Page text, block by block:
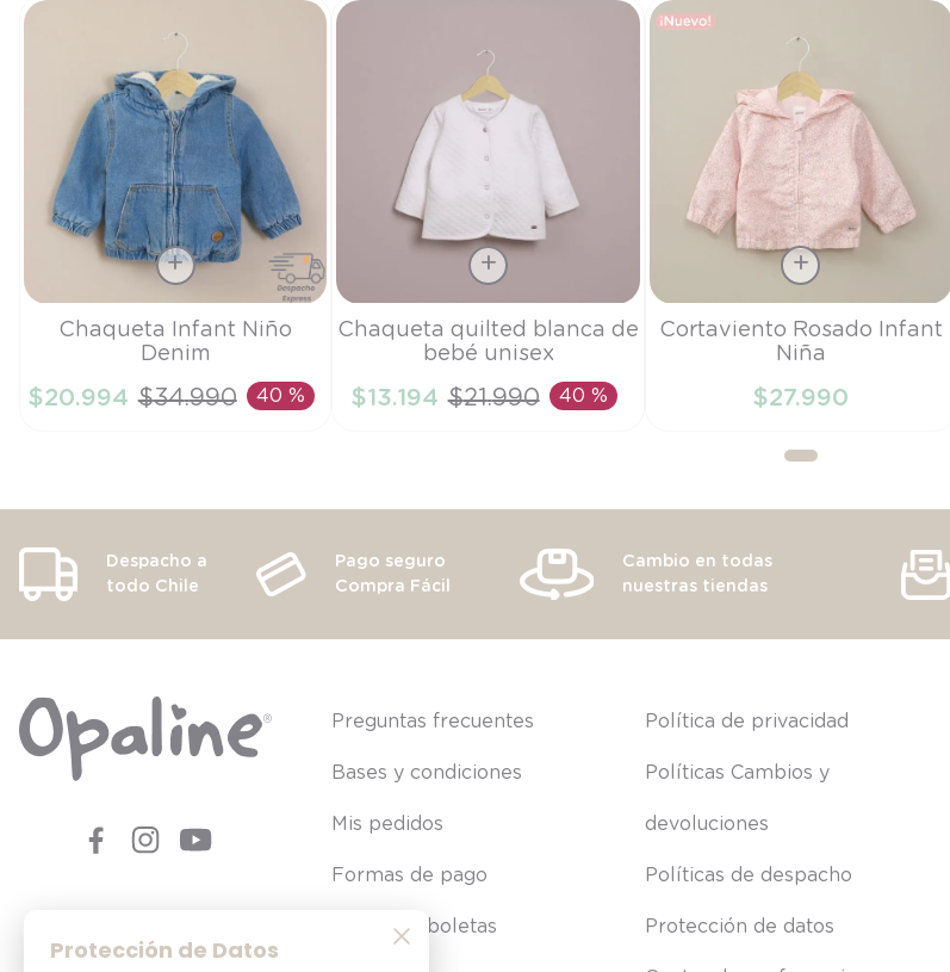
Protección de Datos
Talla
AÑADIR AL CARRITO
Chaqueta Infant Niño
Denim
$20.994 $34.990 40 %
Talla
AÑADIR AL CARRITO
Chaqueta quilted blanca de
bebé unisex
$13.194 $21.990 40 %
Talla
AÑADIR AL CARRITO
Cortaviento Rosado Infant
Niña
$27.990
Despacho a
todo Chile
Pago seguro
Compra Fácil
Cambio en todas
nuestras tiendas
Preguntas frecuentes
Bases y condiciones
Mis pedidos
Formas de pago
Consultar boletas
Política de privacidad
Políticas Cambios y
devoluciones
Políticas de despacho
Protección de datos